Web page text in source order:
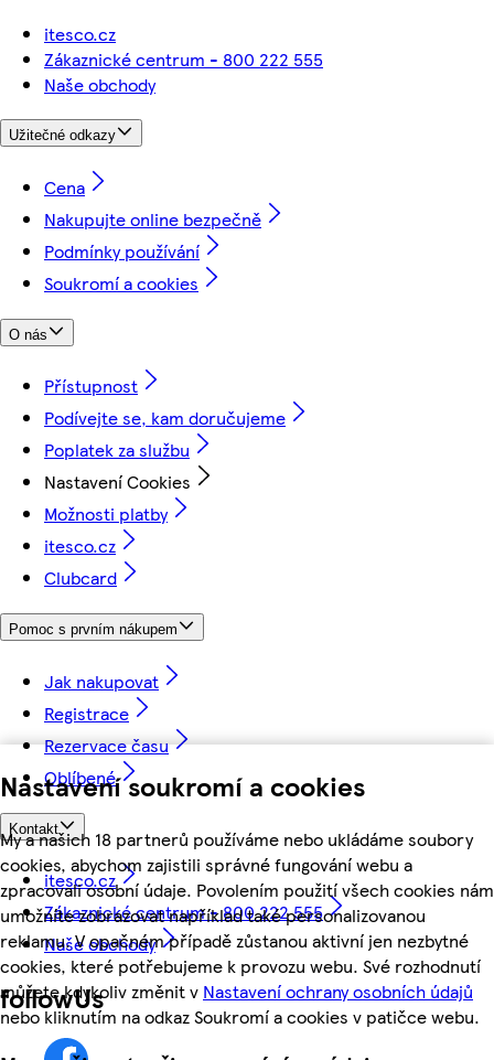
Nastavení soukromí a cookies
My a našich 18 partnerů používáme nebo ukládáme soubory
cookies, abychom zajistili správné fungování webu a
zpracovali osobní údaje. Povolením použití všech cookies nám
umožníte zobrazovat například také personalizovanou
reklamu. V opačném případě zůstanou aktivní jen nezbytné
cookies, které potřebujeme k provozu webu. Své rozhodnutí
můžete kdykoliv změnit v Nastavení ochrany osobních údajů
nebo kliknutím na odkaz Soukromí a cookies v patičce webu.
itesco.cz
Zákaznické centrum - 800 222 555
Naše obchody
Užitečné odkazy
Cena
Nakupujte online bezpečně
Podmínky používání
Soukromí a cookies
O nás
Přístupnost
Podívejte se, kam doručujeme
Poplatek za službu
Nastavení Cookies
Možnosti platby
itesco.cz
Clubcard
Pomoc s prvním nákupem
Jak nakupovat
Registrace
Rezervace času
Oblíbené
Kontakt
itesco.cz
Zákaznické centrum - 800 222 555
Naše obchody
followUs